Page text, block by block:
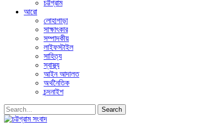
চট্টগ্রাম
আরো
লোহাগাড়া
সাক্ষাৎকার
সম্পাদকীয়
লাইফস্টাইল
সাহিত্য
স্বাস্থ্য
আইন আদালত
অর্থনৈতিক
চন্দনাইশ